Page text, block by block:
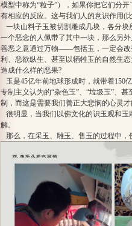
模型中称为“粒子”），如果你把它们分
有相应的反应。这与我们人的意识作用(
一块山料子玉被切割雕成几块，各分
一个恶念的人佩带了其中一块，那么另
善恶之意通过万物——包括玉，一定会
利、恶欲纵生、甚至以牺牲玉的自然生
造成什么样的恶果?
玉是45亿年前地球形成时，就带着150
专制主义认为的“杂色玉”、“垃圾玉”、
制，而这是需要我们善正大悲悯的心灵
很明显，当我们以佛文化的识玉观和
解。
那么，在采玉、雕玉、售玉的过程中，